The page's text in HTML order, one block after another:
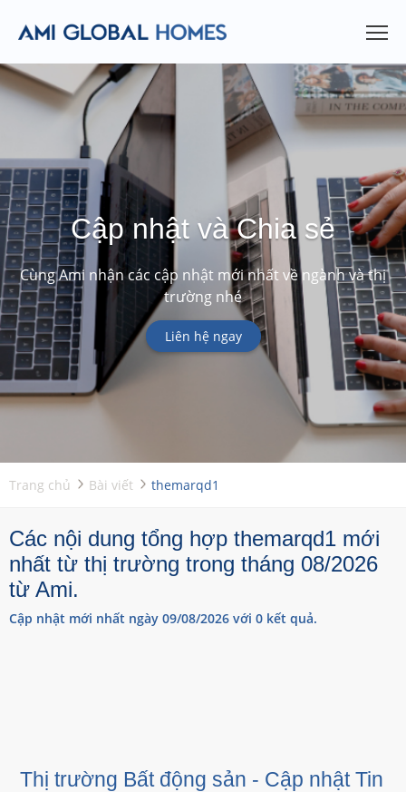
Cập nhật và Chia sẻ
Cùng Ami nhận các cập nhật mới nhất về ngành và thị
trường nhé
Liên hệ ngay
Trang chủ Bài viết themarqd1
Các nội dung tổng hợp themarqd1 mới
nhất từ thị trường trong tháng 08/2026
từ Ami.
Cập nhật mới nhất ngày 09/08/2026 với 0 kết quả.
Thị trường Bất động sản - Cập nhật Tin